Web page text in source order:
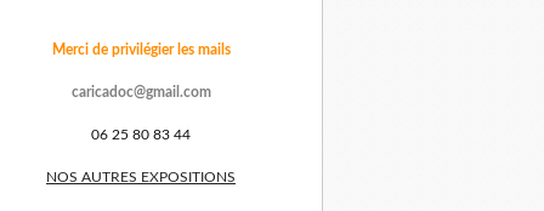
Merci de privilégier les mails
caricadoc@gmail.com
06 25 80 83 44
NOS AUTRES EXPOSITIONS